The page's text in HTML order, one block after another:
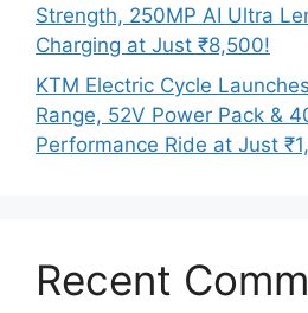
Strength, 250MP AI Ultra
Charging at Just ₹8,500!
KTM Electric Cycle
Range, 52V Power Pack &
Performance Ride at Just
Recent